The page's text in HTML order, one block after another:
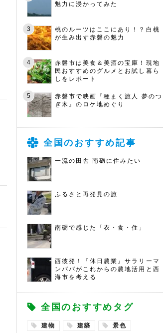
魅力に浸かってみた
桃のルーツはここにあり！？白桃
が生み出す赤磐の魅力
赤磐市は美食＆美酒の宝庫！現地
民おすすめのグルメとお試し暮ら
しをレポート
赤磐市で映画『種まく旅人 夢のつ
ぎ木』のロケ地めぐり
全国のおすすめ記事
一流の田舎 南砺に住みたい
ふるさと再発見の旅
南砺で感じた「衣・食・住」
西彼発！『休日農業』サラリーマ
ンパパがこれからの農地活用と西
海市を考える
全国のおすすめタグ
建物 建築 景色